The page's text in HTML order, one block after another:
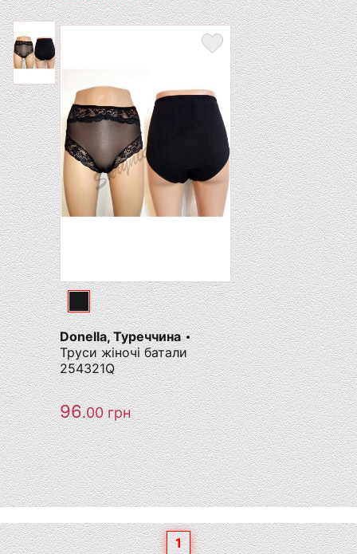
Donella, Туреччина
Труси жіночі батали
254321Q
96.00грн
1